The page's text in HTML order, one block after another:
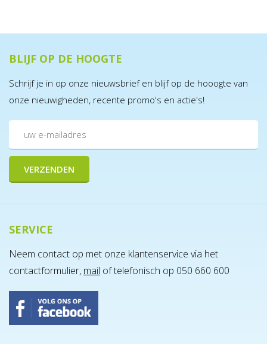
BLIJF OP DE HOOGTE
Schrijf je in op onze nieuwsbrief en blijf op de hooogte van
onze nieuwigheden, recente promo's en actie's!
SERVICE
Neem contact op met onze klantenservice via het
contactformulier, mail of telefonisch op 050 660 600